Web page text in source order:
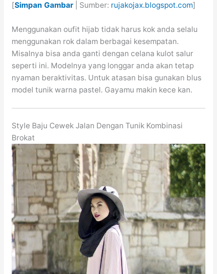
[Simpan Gambar| Sumber: rujakojax.blogspot.com]
Menggunakan oufit hijab tidak harus kok anda selalu
menggunakan rok dalam berbagai kesempatan.
Misalnya bisa anda ganti dengan celana kulot salur
seperti ini. Modelnya yang longgar anda akan tetap
nyaman beraktivitas. Untuk atasan bisa gunakan blus
model tunik warna pastel. Gayamu makin kece kan.
Style Baju Cewek Jalan Dengan Tunik Kombinasi
Brokat